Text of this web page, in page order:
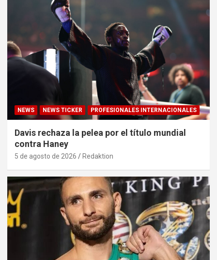
NEWS NEWS TICKER PROFESIONALES INTERNACIONALES
Davis rechaza la pelea por el título mundial
contra Haney
5 de agosto de 2026 Redaktion